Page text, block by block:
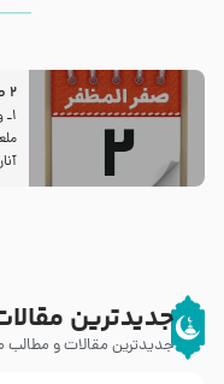
2 صفرالمظفر
جدیدترین
جدیدترین مقالات و مطالب